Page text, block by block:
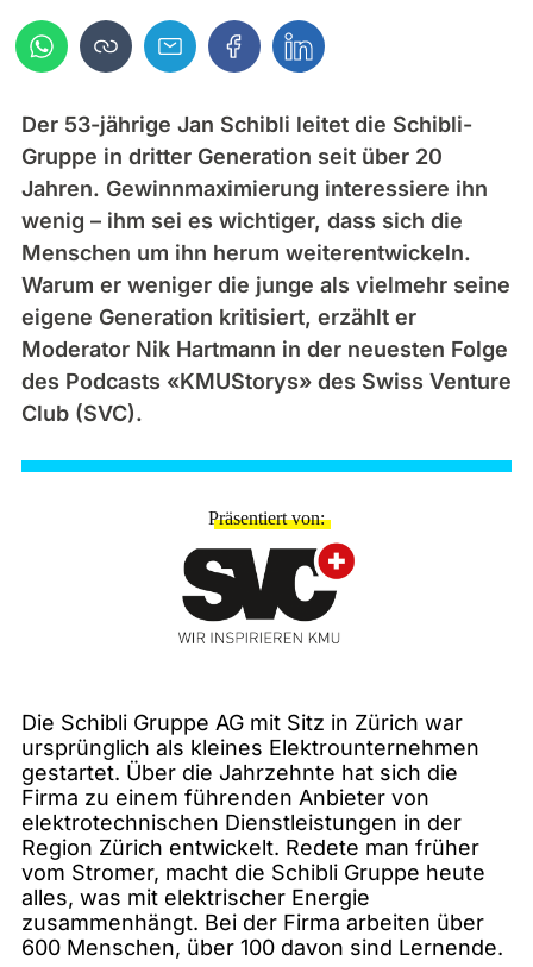
Der 53-jährige Jan Schibli leitet die Schibli-
Gruppe in dritter Generation seit über 20
Jahren. Gewinnmaximierung interessiere ihn
wenig – ihm sei es wichtiger, dass sich die
Menschen um ihn herum weiterentwickeln.
Warum er weniger die junge als vielmehr seine
eigene Generation kritisiert, erzählt er
Moderator Nik Hartmann in der neuesten Folge
des Podcasts «KMUStorys» des Swiss Venture
Club (SVC).
Präsentiert von
Die Schibli Gruppe AG mit Sitz in Zürich war
ursprünglich als kleines Elektrounternehmen
gestartet. Über die Jahrzehnte hat sich die
Firma zu einem führenden Anbieter von
elektrotechnischen Dienstleistungen in der
Region Zürich entwickelt. Redete man früher
vom Stromer, macht die Schibli Gruppe heute
alles, was mit elektrischer Energie
zusammenhängt. Bei der Firma arbeiten über
600 Menschen, über 100 davon sind Lernende.